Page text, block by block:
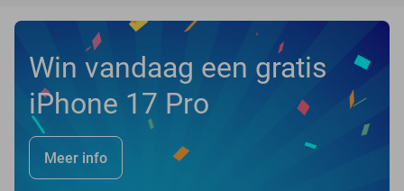
Win vandaag een gratis
iPhone 17 Pro
Meer info